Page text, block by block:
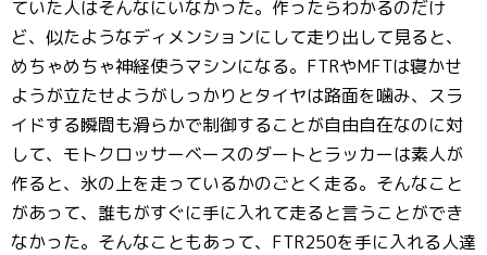
ていた人はそんなにいなかった。作ったらわかるのだけ
ど、似たようなディメンションにして走り出して見ると、
めちゃめちゃ神経使うマシンになる。FTRやMFTは寝かせ
ようが立たせようがしっかりとタイヤは路面を噛み、スラ
イドする瞬間も滑らかで制御することが自由自在なのに対
して、モトクロッサーベースのダートとラッカーは素人が
作ると、氷の上を走っているかのごとく走る。そんなこと
があって、誰もがすぐに手に入れて走ると言うことができ
なかった。そんなこともあって、FTR250を手に入れる人達